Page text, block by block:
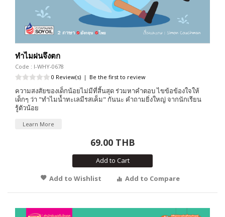
ทำไมฝนจึงตก
Code : I-WHY-0678
0 Review(s) | Be the first to review
ความสงสัยของเด็กน้อยไม่มีที่สิ้นสุด ร่วมหาคำตอบ ไขข้อข้องใจให้
เด็กๆ ว่า "ทำไมน้ำทะเลมีรสเค็ม" กันนะ คำถามยิ่งใหญ่ จากนักเรียน
รู้ตัวน้อย
Learn More
69.00 THB
Add to Cart
Add to Wishlist
Add to Compare